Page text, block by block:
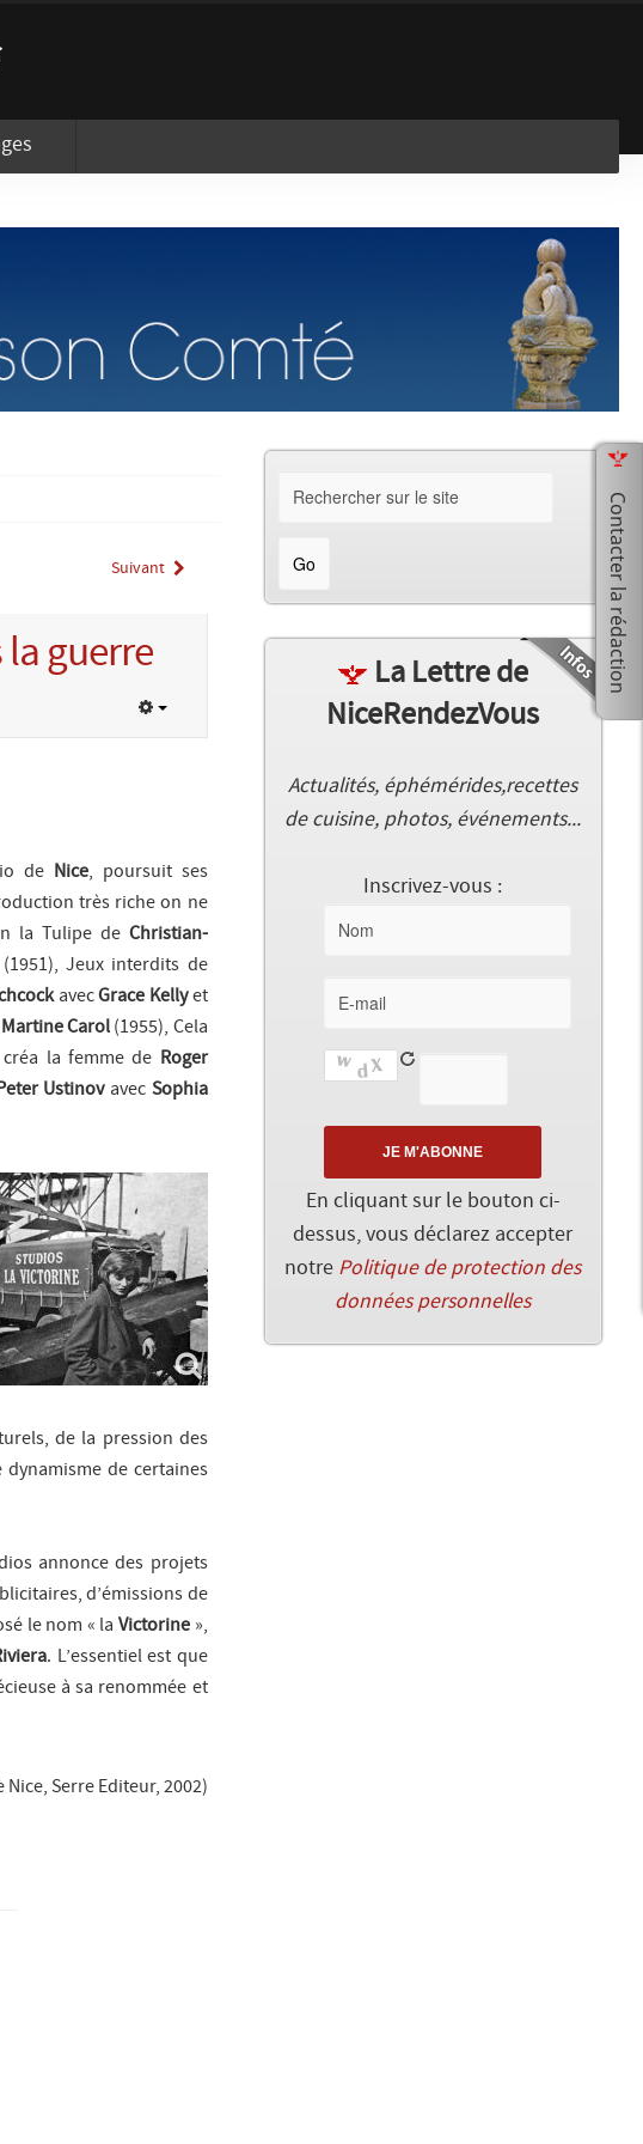
Suivant
la guerre
de Nice, poursuit ses
très riche on ne
la Tulipede Christian-
(1951), Jeux interdits de
avecGrace Kellyet
Martine Carol (1955), Cela
créa la femmede Roger
Ustinovavec Sophia
de la pression des
de certaines
annonce des projets
d’émissions de
le nom « laVictorine »,
. L’essentiel est que
à sa renommée et
Serre Editeur, 2002)
La Lettre de
NiceRendezVous
Actualités, éphémérides,recettes
de cuisine, photos, événements...
Inscrivez-vous :
En cliquant sur le bouton ci-
dessus, vous déclarez accepter
notre Politique de protection des
données personnelles